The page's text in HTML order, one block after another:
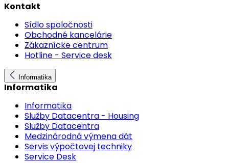
Kontakt
Sídlo spoločnosti
Obchodné kancelárie
Zákaznícke centrum
Hotline - Service desk
Informatika
Informatika
Informatika
Služby Datacentra - Housing
Služby Datacentra
Medzinárodná výmena dát
Servis výpočtovej techniky
Service Desk